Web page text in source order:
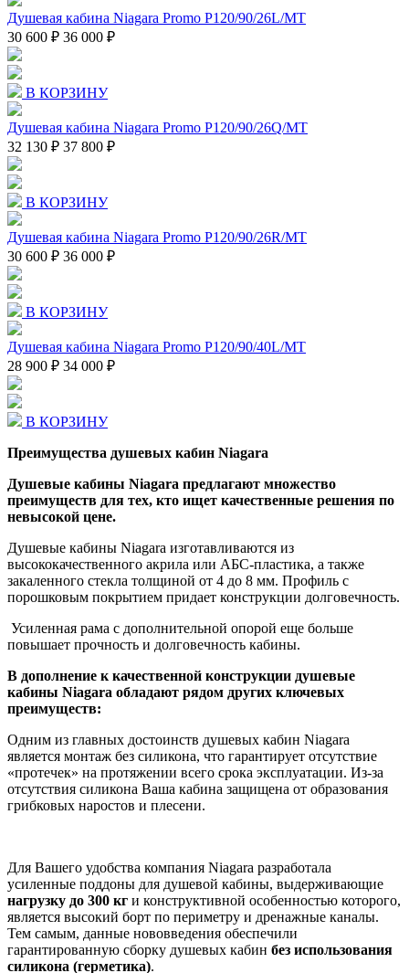
Душевая кабина Niagara Promo P120/90/26L/MT
30 600 ₽ 36 000 ₽
В КОРЗИНУ
Душевая кабина Niagara Promo P120/90/26Q/MT
32 130 ₽ 37 800 ₽
В КОРЗИНУ
Душевая кабина Niagara Promo P120/90/26R/MT
30 600 ₽ 36 000 ₽
В КОРЗИНУ
Душевая кабина Niagara Promo P120/90/40L/MT
28 900 ₽ 34 000 ₽
В КОРЗИНУ
Преимущества душевых кабин Niagara
Душевые кабины Niagara предлагают множество
преимуществ для тех, кто ищет качественные решения по
невысокой цене.
Душевые кабины Niagara изготавливаются из
высококачественного акрила или АБС-пластика, а также
закаленного стекла толщиной от 4 до 8 мм. Профиль с
порошковым покрытием придает конструкции долговечность.
Усиленная рама с дополнительной опорой еще больше
повышает прочность и долговечность кабины.
В дополнение к качественной конструкции душевые
кабины Niagara обладают рядом других ключевых
преимуществ:
Одним из главных достоинств душевых кабин Niagara
является монтаж без силикона, что гарантирует отсутствие
«протечек» на протяжении всего срока эксплуатации. Из-за
отсутствия силикона Ваша кабина защищена от образования
грибковых наростов и плесени.
Для Вашего удобства компания Niagara разработала
усиленные поддоны для душевой кабины, выдерживающие
нагрузку до 300 кг и конструктивной особенностью которого,
является высокий борт по периметру и дренажные каналы.
Тем самым, данные нововведения обеспечили
гарантированную сборку душевых кабин без использования
силикона (герметика).